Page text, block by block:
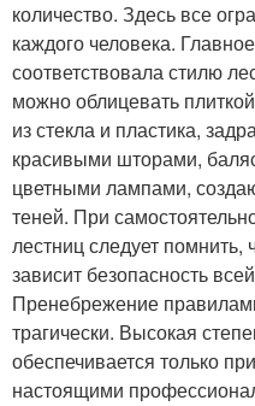
количество. Здесь все
каждого человека.
соответствовала стилю
можно облицевать
из стекла и пластика,
красивыми шторами,
цветными лампами,
теней. При
лестниц следует помнить,
зависит безопасность
Пренебрежение
трагически. Высокая
обеспечивается только
настоящими